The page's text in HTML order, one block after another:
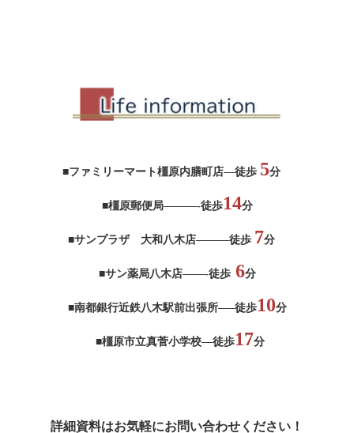
■ファミリーマート橿原内膳町店—徒歩 5分
■橿原郵便局———-徒歩14分
■サンプラザ 大和八木店———徒歩 7分
■サン薬局八木店——-徒歩6分
■南都銀行近鉄八木駅前出張所—–徒歩10分
■橿原市立真菅小学校—徒歩17分
詳細資料はお気軽にお問い合わせください！